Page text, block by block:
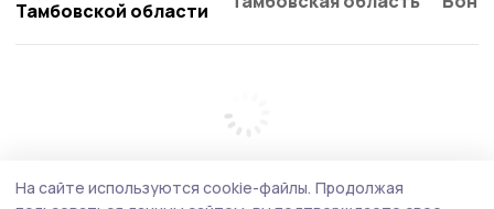
Тамбовской области
На сайте используются cookie-файлы. Продолжая